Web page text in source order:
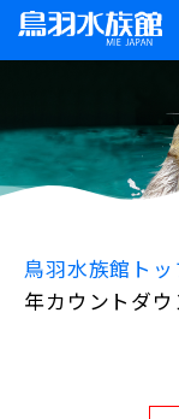
鳥羽水族館トッ
年カウントダウ